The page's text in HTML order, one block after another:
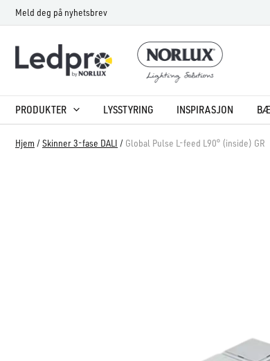
Hopp
rett
innholdet
Meld deg på nyhetsbrev
PRODUKTER LYSSTYRING INSPIRASJON
Hjem /Skinner 3-fase DALI / Global Pulse L-feed L90° (inside) GR